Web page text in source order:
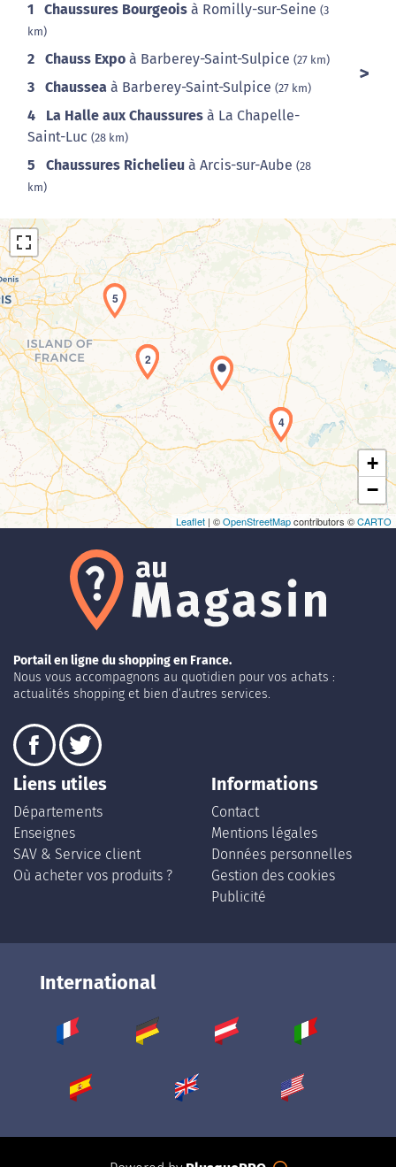
1 Chaussures Bourgeois à Romilly-sur-Seine (3
km)
2 Chauss Expo à Barberey-Saint-Sulpice (27 km)
3 Chaussea à Barberey-Saint-Sulpice (27 km)
4 La Halle aux Chaussures à La Chapelle-
Saint-Luc (28 km)
5 Chaussures Richelieu à Arcis-sur-Aube (28
km)
Chargement de la carte en cours...
1
2
3
4
5
+
−
Leaflet | ©OpenStreetMapcontributors ©CARTO
Portail en ligne du shopping en France.
Nous vous accompagnons au quotidien pour vos achats :
actualités shopping et bien d’autres services.
Liens utiles
Départements
Enseignes
SAV & Service client
Où acheter vos produits ?
Informations
Contact
Mentions légales
Données personnelles
Gestion des cookies
Publicité
International